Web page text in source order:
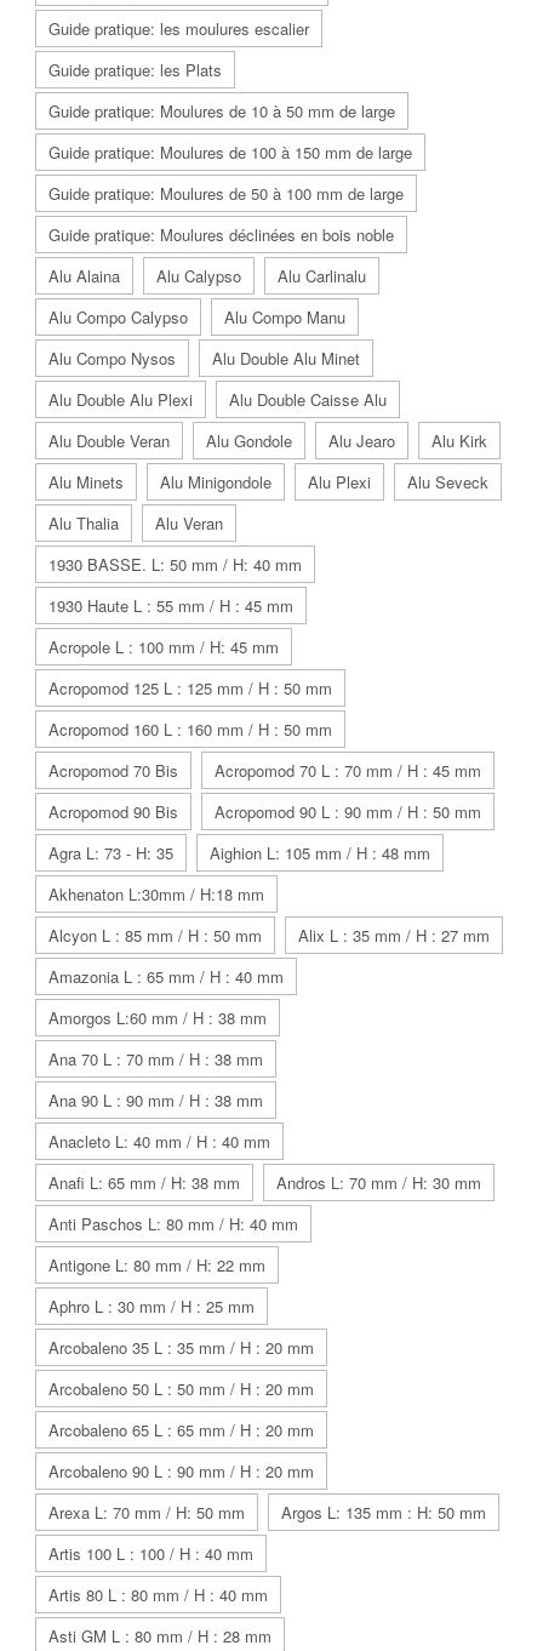
Guide pratique: les moulures escalier
Guide pratique: les Plats
Guide pratique: Moulures de 10 à 50 mm de large
Guide pratique: Moulures de 100 à 150 mm de large
Guide pratique: Moulures de 50 à 100 mm de large
Guide pratique: Moulures déclinées en bois noble
Alu Alaina
Alu Calypso
Alu Carlinalu
Alu Compo Calypso
Alu Compo Manu
Alu Compo Nysos
Alu Double Alu Minet
Alu Double Alu Plexi
Alu Double Caisse Alu
Alu Double Veran
Alu Gondole Alu Jearo
Alu Kirk
Alu Minets
Alu Minigondole Alu Plexi
Alu Seveck
Alu Thalia
Alu Veran
1930 BASSE. L: 50 mm / H: 40 mm
1930 Haute L : 55 mm / H : 45 mm
Acropole L : 100 mm / H: 45 mm
Acropomod 125 L : 125 mm / H : 50 mm
Acropomod 160 L : 160 mm / H : 50 mm
Acropomod 70 Bis
Acropomod 70 L : 70 mm / H : 45 mm
Acropomod 90 Bis
Acropomod 90 L : 90 mm / H : 50 mm
Agra L: 73 - H: 35
Aighion L: 105 mm / H : 48 mm
Akhenaton L:30mm / H:18 mm
Alcyon L : 85 mm / H : 50 mm
Alix L : 35 mm / H : 27 mm
Amazonia L : 65 mm / H : 40 mm
Amorgos L:60 mm / H : 38 mm
Ana 70 L : 70 mm / H : 38 mm
Ana 90 L : 90 mm / H : 38 mm
Anacleto L: 40 mm / H : 40 mm
Anafi L: 65 mm / H: 38 mm
Andros L: 70 mm / H: 30 mm
Anti Paschos L: 80 mm / H: 40 mm
Antigone L: 80 mm / H: 22 mm
Aphro L : 30 mm / H : 25 mm
Arcobaleno 35 L : 35 mm / H : 20 mm
Arcobaleno 50 L : 50 mm / H : 20 mm
Arcobaleno 65 L : 65 mm / H : 20 mm
Arcobaleno 90 L : 90 mm / H : 20 mm
Arexa L: 70 mm / H: 50 mm
Argos L: 135 mm : H: 50 mm
Artis 100 L : 100 / H : 40 mm
Artis 80 L : 80 mm / H : 40 mm
Asti GM L : 80 mm / H : 28 mm